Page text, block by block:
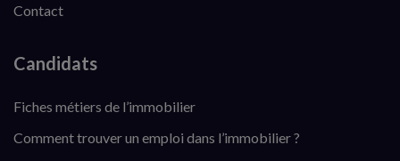
Contact
Candidats
Fiches métiers de l’immobilier
Comment trouver un emploi dans l’immobilier ?